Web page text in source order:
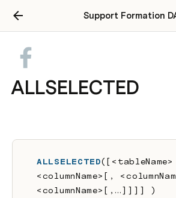
Support Formation
ALLSELECTED
ALLSELECTED
<columnName>[,
<columnName>[,…]]]] )